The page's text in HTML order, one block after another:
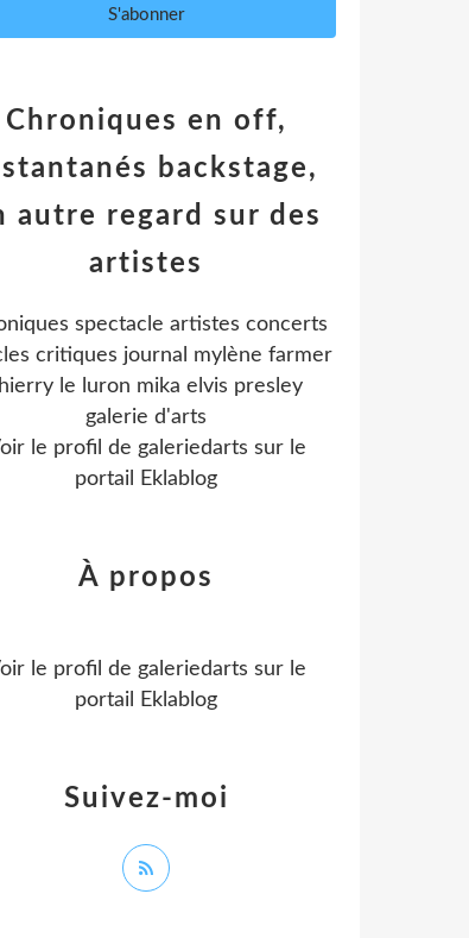
Chroniques en off,
backstage,
autre regard sur des
artistes
spectacle artistes concerts
critiques journal mylène farmer
le luron mika elvis presley
galerie d'arts
le profil de galeriedarts sur le
portail Eklablog
Suivez-moi
À propos
le profil de galeriedarts sur le
portail Eklablog